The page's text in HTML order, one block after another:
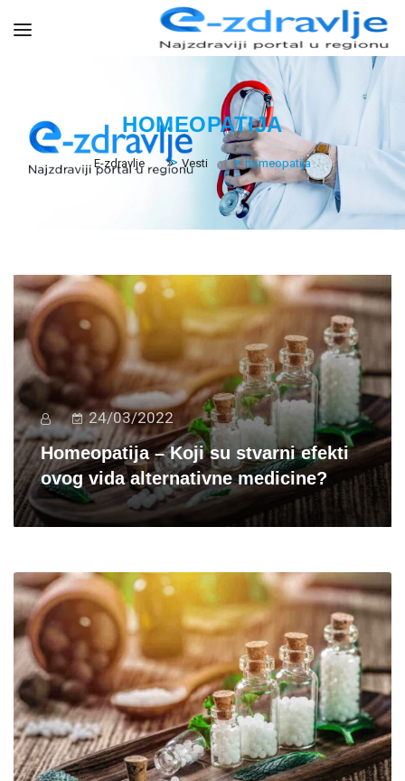
HOMEOPATIJA
E-zdravlje > Vesti >homeopatija
24/03/2022
Homeopatija – Koji su stvarni efekti
ovog vida alternativne medicine?